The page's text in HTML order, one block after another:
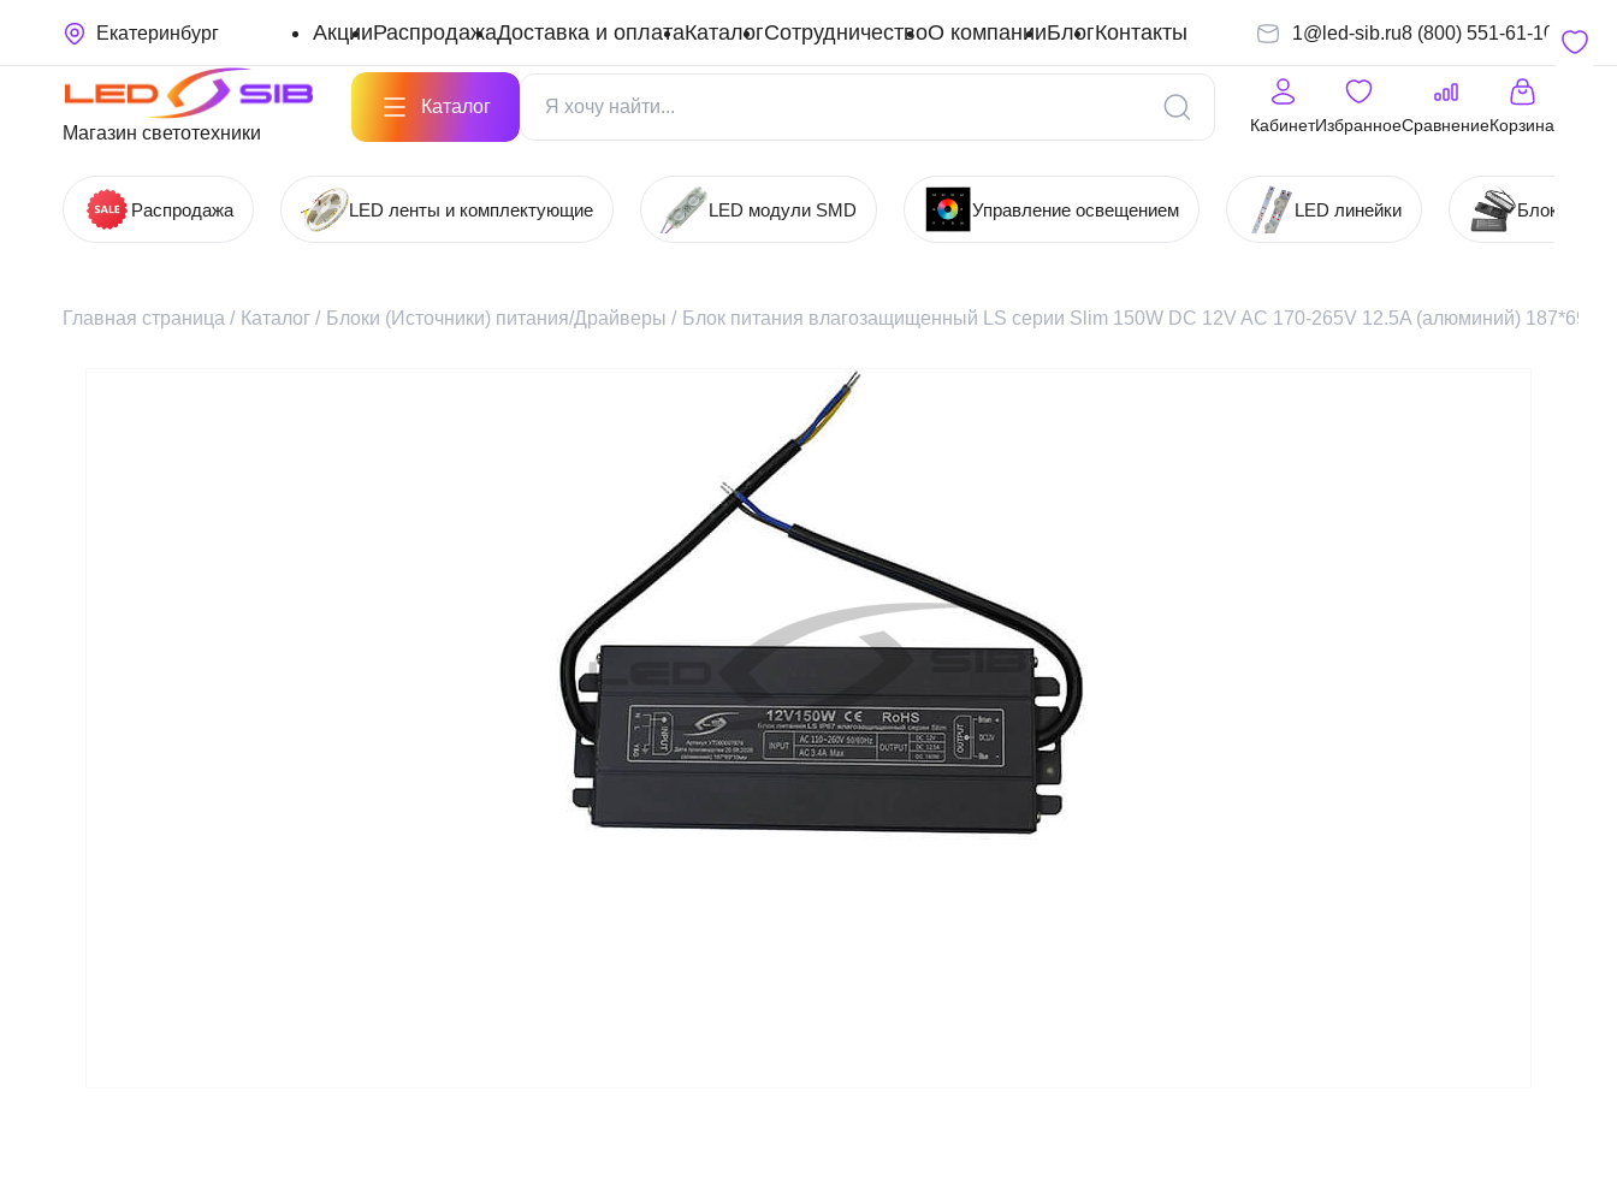
Екатеринбург АкцииРаспродажаДоставка и оплатаКаталогСотрудничествоО компанииБлогКонтакты 1@led-sib.ru8 (800) 551-61-10
Магазин светотехники
Каталог
КабинетИзбранноеСравнениеКорзина
Распродажа LED ленты и комплектующие LED модули SMD Управление освещением LED линейки Блоки
Главная страница / Каталог / Блоки (Источники) питания/Драйверы / Блок питания влагозащищенный LS серии Slim 150W DC 12V AC 170-265V 12.5A (алюминий)